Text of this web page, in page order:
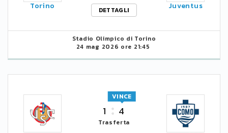
Torino
DETTAGLI
Juventus
Stadio Olimpico di Torino
24 mag 2026 ore 21:45
1 4
VINCE
Trasferta